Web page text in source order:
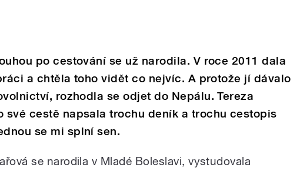
po cestování se už narodila. V roce 2011 dala
a chtěla toho vidět co nejvíc. A protože jí dávalo
rozhodla se odjet do Nepálu. Tereza
své cestě napsala trochu deník a trochu cestopis
se mi splní sen.
se narodila v Mladé Boleslavi, vystudovala